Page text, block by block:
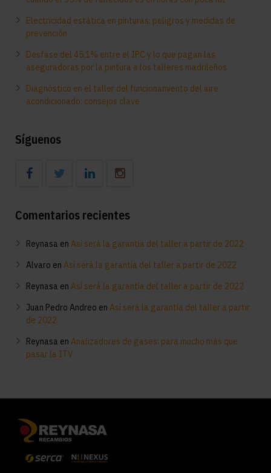
Electricidad estática en pinturas: peligros y medidas de
prevención
Desfase del 45,1% entre el IPC y lo que pagan las
aseguradoras por la pintura a los talleres madrileños
Diagnóstico en el taller del funcionamiento del aire
acondicionado: consejos clave
Síguenos
Comentarios recientes
Reynasa en Así será la garantía del taller a partir de 2022
Alvaro en Así será la garantía del taller a partir de 2022
Reynasa en Así será la garantía del taller a partir de 2022
Juan Pedro Andreo en Así será la garantía del taller a partir
de 2022
Reynasa en Analizadores de gases: para mucho más que
pasar la ITV